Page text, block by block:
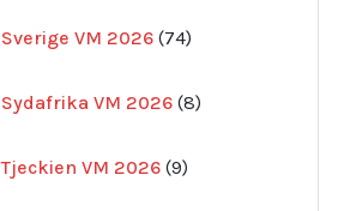
Sverige VM 2026 74
produkter
Sydafrika VM 2026 8
produkter
Tjeckien VM 2026 9
produkter